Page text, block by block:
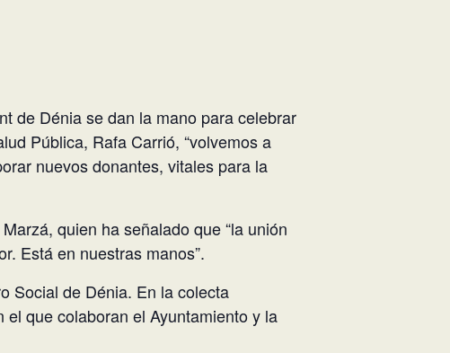
de Dénia se dan la mano para celebrar
Pública, Rafa Carrió, “volvemos a
nuevos donantes, vitales para la
quien ha señalado que “la unión
Está en nuestras manos”.
Social de Dénia. En la colecta
que colaboran el Ayuntamiento y la